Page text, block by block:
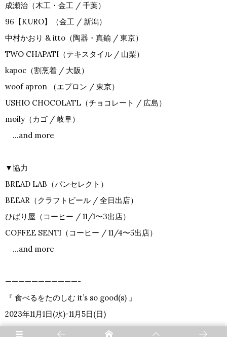
成瀬治（木工・金工 / 千葉）
96【KURO】（金工 / 新潟）
中村かおり & itto（陶器・真鍮 / 東京）
TWO CHAPATI（テキスタイル / 山梨）
kapoc（割烹着 / 大阪）
woof apron （エプロン / 東京）
USHIO CHOCOLATL（チョコレート / 広島）
moily（カゴ / 岐阜）
…and more
▼協力
BREAD LAB（パンセレクト）
BEEAR（クラフトビール / 全日出店）
ひばり屋（コーヒー / 11/1〜3出店）
COFFEE SENTI（コーヒー / 11/4〜5出店）
…and more
———————————-
『 食べるをたのしむ it’s so good(s) 』
2023年11月1日(水)-11月5日(日)
サンエー浦添西海岸 PARCO CITY 2階 センタープラザ特